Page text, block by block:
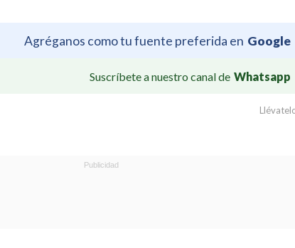
Agréganos como tu fuente preferida en Google
Suscríbete a nuestro canal de Whatsapp